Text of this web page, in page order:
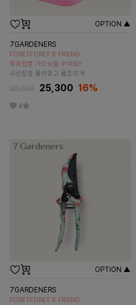
OPTION ▲
7GARDENERS
FORETFORET X FRIEND
북유럽풍 가드닝을 꾸며요!!
시선집중 플라밍고 물조리개
30,000 25,300 16%
4
OPTION ▲
7GARDENERS
FORETFORET X FRIEND